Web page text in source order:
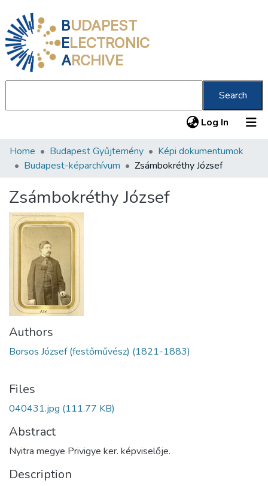
BUDAPEST
ELECTRONIC
ARCHIVE
Search
Log In (current)
Communities & Collections
Statistics
About us
Home Budapest Gyűjtemény
Képi dokumentumok
Budapest-képarchívum
Zsámbokréthy József
Zsámbokréthy József
Authors
Borsos József (festőművész) (1821-1883)
Files
040431.jpg (111.77 KB)
Abstract
Nyitra megye Privigye ker. képviselője.
Description